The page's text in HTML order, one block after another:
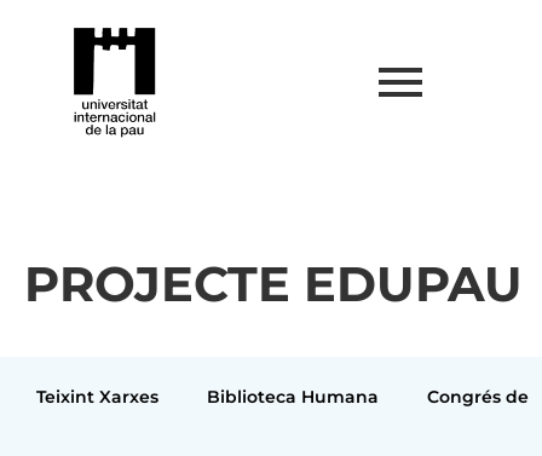
PROJECTE EDUPAU
Teixint Xarxes Biblioteca Humana Congrés de